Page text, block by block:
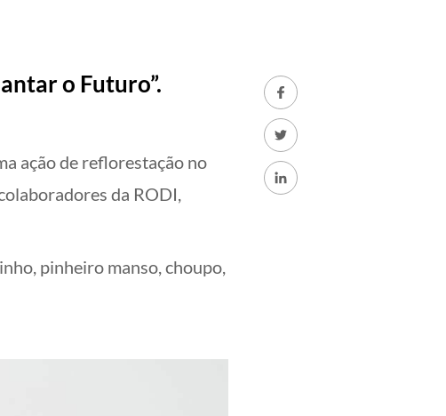
o Futuro”.
ação de reflorestação no
da RODI,
pinheiro manso, choupo,